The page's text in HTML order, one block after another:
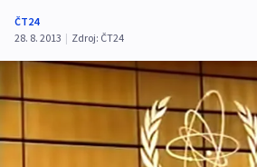
ČT24
28. 8. 2013 | Zdroj: ČT24